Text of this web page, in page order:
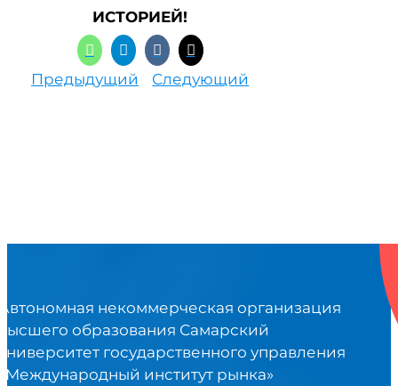
ИСТОРИЕЙ!
Предыдущий Следующий
некоммерческая организация
образования Самарский
государственного управления
институт рынка»